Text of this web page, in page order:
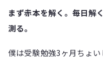
まず赤本を解く。毎日解
測る。
僕は受験勉強3ヶ月ちょ